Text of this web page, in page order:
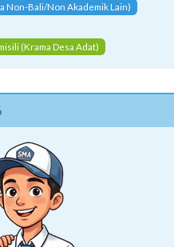
Non-Bali/Non Akademik Lain)
(Krama Desa Adat)